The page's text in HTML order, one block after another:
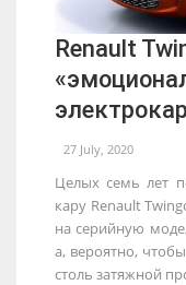
Renault
27 July, 2020
Целых семь лет
кару Renault
на серийную
а, вероятно,
столь затяжной